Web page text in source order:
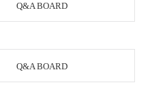
Q&A BOARD
Q&A BOARD